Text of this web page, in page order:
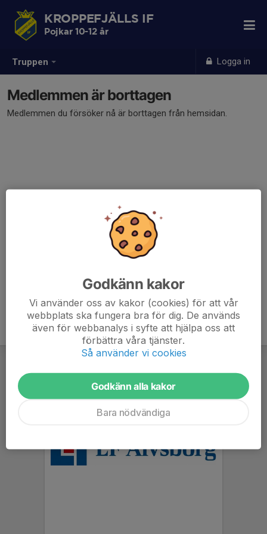
Truppen Logga in
KROPPEFJÄLLS IF
Pojkar 10-12 år
Medlemmen är borttagen
Medlemmen du försöker nå är borttagen från hemsidan.
Godkänn kakor
Vi använder oss av kakor (cookies) för att vår
webbplats ska fungera bra för dig. De används
även för webbanalys i syfte att hjälpa oss att
förbättra våra tjänster.
Så använder vi cookies
Godkänn alla kakor
Bara nödvändiga